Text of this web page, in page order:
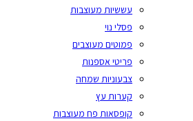
עששיות מעוצבות
פסלי נוי
פמוטים מעוצבים
פריטי אספנות
צבעוניות שמחה
קערות עץ
קופסאות פח מעוצבות